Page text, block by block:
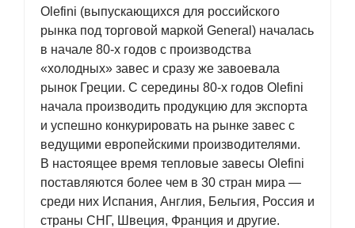
Olefini (выпускающихся для российского
рынка под торговой маркой General) началась
в начале 80-х годов с производства
«холодных» завес и сразу же завоевала
рынок Греции. С середины 80-х годов Olefini
начала производить продукцию для экспорта
и успешно конкурировать на рынке завес с
ведущими европейскими производителями.
В настоящее время тепловые завесы Olefini
поставляются более чем в 30 стран мира —
среди них Испания, Англия, Бельгия, Россия и
страны СНГ, Швеция, Франция и другие.